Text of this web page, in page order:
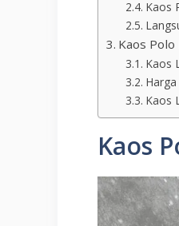
Kaos
Kaos
Kaos
Kaos
Kaos